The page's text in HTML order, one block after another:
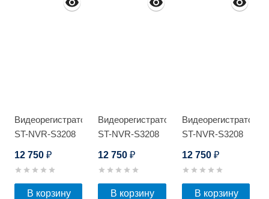
Видеорегистратор
ST-NVR-S3208
12 750 ₽
В корзину
Видеорегистратор
ST-NVR-S3208
12 750₽
В корзину
Видеорегистратор
ST-NVR-S3208
12 750 ₽
В корзину